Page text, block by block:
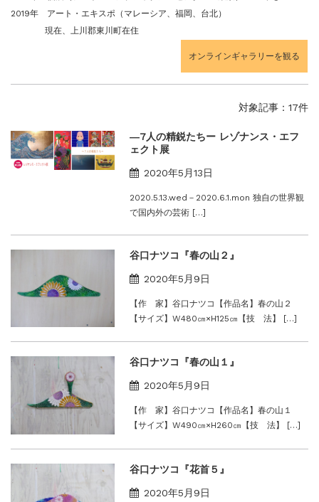
2019年 アート・エキスポ（マレーシア、福岡、台北）
現在、上川郡東川町在住
オンラインギャラリーを観る
対象記事：17件
―7人の精鋭たちー レゾナンス・エフ
ェクト展
2020年5月13日
2020.5.13.wed－2020.6.1.mon 独自の世界観
で国内外の芸術 […]
谷口ナツコ『春の山２』
2020年5月9日
【作 家】谷口ナツコ【作品名】春の山２
【サイズ】W480㎝×H125㎝【技 法】 […]
谷口ナツコ『春の山１』
2020年5月9日
【作 家】谷口ナツコ【作品名】春の山１
【サイズ】W490㎝×H260㎝【技 法】 […]
谷口ナツコ『花首５』
2020年5月9日